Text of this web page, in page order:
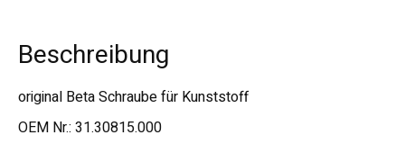
Beschreibung
original Beta Schraube für Kunststoff
OEM Nr.: 31.30815.000